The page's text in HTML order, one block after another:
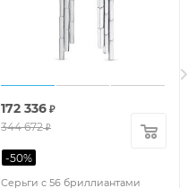
Серьги с 56 бриллиантами
172 336 ₽
344 672₽
-50%